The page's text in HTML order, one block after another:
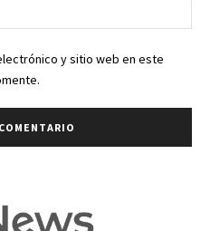
y sitio web en este